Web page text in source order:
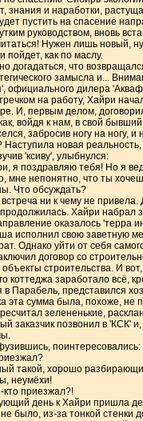
знания и наработки,
пустить на спасение
руководством, вновь
Нужен лишь новый,
пойдет, как по маслу.
догадаться, что
замысла и...
официального дилера
на работу, Хайри
И, первым делом,
войдя к нам, в свой
забросив ногу на ногу,
Наступила новая
'ксиву', улыбнулся:
я поздравляю тебя! Но я
мне непонятно, что ты
Что обсуждать?
ни к чему не привела.
Хайри набрал
оказалось 'терра
исполнил свою заветную
Однако уйти от себя
договор со
строительства. И
коттеджа заработало всё,
в Парабель, представился
эта сумма была, похоже, не
зелененькие,
заказчик позвонил в 'КСК'
поинтересовались:
такой, хорошо
неумёхи!
кто приезжал?!
день к Хайри пришла
было, из-за тонкой стенки